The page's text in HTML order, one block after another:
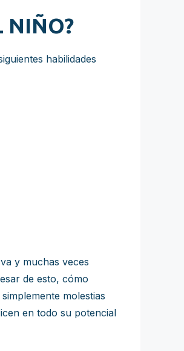
NIÑO?
habilidades
y muchas veces
de esto, cómo
molestias
en todo su potencial